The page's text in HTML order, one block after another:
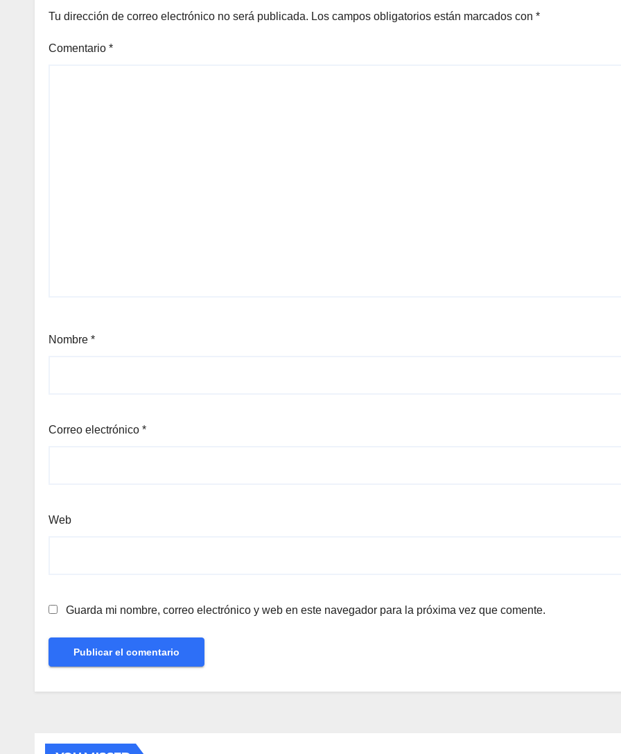
Tu dirección de correo electrónico no será publicada. Los campos obligatorios están marcados con *
Comentario *
Nombre *
Correo electrónico *
Web
Guarda mi nombre, correo electrónico y web en este navegador para la próxima vez que comente.